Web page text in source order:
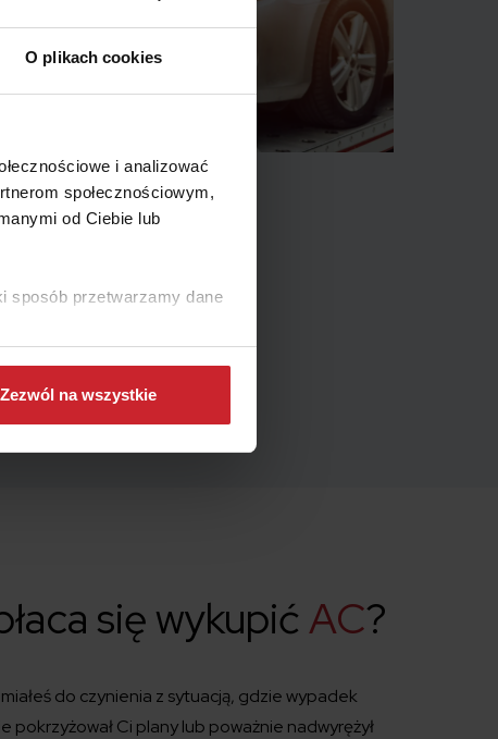
O plikach cookies
i analizować
społecznościowym,
od Ciebie lub
sposób przetwarzamy dane
Zezwól na wszystkie
się wykupićAC?
do czynienia z sytuacją, gdzie wypadek
pokrzyżował Ci plany lub poważnie nadwyrężył